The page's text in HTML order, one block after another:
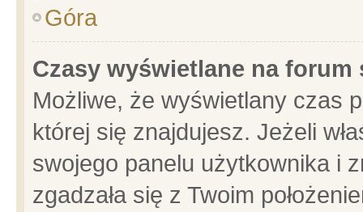
Góra
Czasy wyświetlane na forum
Możliwe, że wyświetlany czas
której się znajdujesz. Jeżeli
swojego panelu użytkownika i
zgadzała się z Twoim